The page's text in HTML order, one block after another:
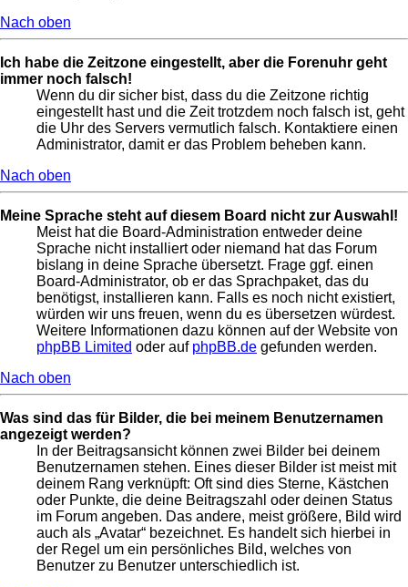
Nach oben
Ich habe die Zeitzone eingestellt, aber die Forenuhr geht
immer noch falsch!
Wenn du dir sicher bist, dass du die Zeitzone richtig
eingestellt hast und die Zeit trotzdem noch falsch ist, geht
die Uhr des Servers vermutlich falsch. Kontaktiere einen
Administrator, damit er das Problem beheben kann.
Nach oben
Meine Sprache steht auf diesem Board nicht zur Auswahl!
Meist hat die Board-Administration entweder deine
Sprache nicht installiert oder niemand hat das Forum
bislang in deine Sprache übersetzt. Frage ggf. einen
Board-Administrator, ob er das Sprachpaket, das du
benötigst, installieren kann. Falls es noch nicht existiert,
würden wir uns freuen, wenn du es übersetzen würdest.
Weitere Informationen dazu können auf der Website von
phpBB Limited oder auf phpBB.de gefunden werden.
Nach oben
Was sind das für Bilder, die bei meinem Benutzernamen
angezeigt werden?
In der Beitragsansicht können zwei Bilder bei deinem
Benutzernamen stehen. Eines dieser Bilder ist meist mit
deinem Rang verknüpft: Oft sind dies Sterne, Kästchen
oder Punkte, die deine Beitragszahl oder deinen Status
im Forum angeben. Das andere, meist größere, Bild wird
auch als „Avatar“ bezeichnet. Es handelt sich hierbei in
der Regel um ein persönliches Bild, welches von
Benutzer zu Benutzer unterschiedlich ist.